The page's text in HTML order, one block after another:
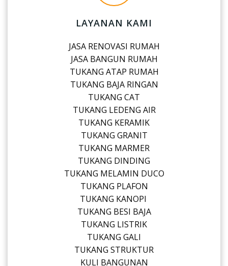
LAYANAN KAMI
JASA RENOVASI RUMAH
JASA BANGUN RUMAH
TUKANG ATAP RUMAH
TUKANG BAJA RINGAN
TUKANG CAT
TUKANG LEDENG AIR
TUKANG KERAMIK
TUKANG GRANIT
TUKANG MARMER
TUKANG DINDING
TUKANG MELAMIN DUCO
TUKANG PLAFON
TUKANG KANOPI
TUKANG BESI BAJA
TUKANG LISTRIK
TUKANG GALI
TUKANG STRUKTUR
KULI BANGUNAN